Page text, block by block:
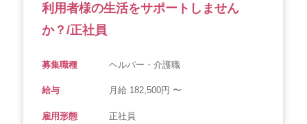
利用者様の生活をサポートしません
か？/正社員
募集職種 ヘルパー・介護職
給与 月給 182,500円 〜
雇用形態 正社員